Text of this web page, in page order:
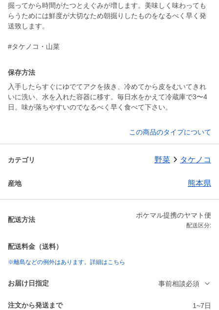
掘ってから時間がたつとえぐみが増します。美味しく味わっても
らうためには鮮度が大切なため朝掘りしたものをなるべく早く発
送致します。
#タケノコ・山菜
保存方法
入手したらすぐにゆでてアクを抜き、冷めてから皮をむいてきれ
いに洗い、水を入れた容器に移す。毎日水をかえて冷蔵庫で3〜4
日。味が落ちやすいのでなるべく早く食べて下さい。
この商品のタイプについて
カテゴリ 野菜 タケノコ
産地 熊本県
配送方法
ポケマル提携のヤマト便
配送区分:
配送料金（送料）
※離島などの例外はあります。詳細はこちら
お届け日指定 事前相談必須
注文から発送まで 1~7日